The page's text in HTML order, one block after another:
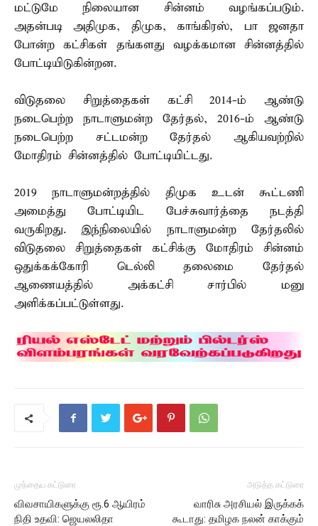
மட்டுமே நிலையான சின்னம் வழங்கப்படும்.
அதன்படி அதிமுக, திமுக, காங்கிரஸ், பா ஜனதா
போன்ற கட்சிகள் தங்களது வழக்கமான சின்னத்தில்
போட்டியிடுகின்றன.
விடுதலை சிறுத்தைகள் கட்சி 2014-ம் ஆண்டு
நடைபெற்ற நாடாளுமன்ற தேர்தல், 2016-ம் ஆண்டு
நடைபெற்ற சட்டமன்ற தேர்தல் ஆகியவற்றில்
மோதிரம் சின்னத்தில் போட்டியிட்டது.
2019 நாடாளுமன்றத்தில் திமுக உடன் கூட்டணி
அமைத்து போட்டியிட பேச்சுவார்த்தை நடத்தி
வருகிறது. இந்நிலையில் நாடாளுமன்ற தேர்தலில்
விடுதலை சிறுத்தைகள் கட்சிக்கு மோதிரம் சின்னம்
ஒதுக்கக்கோரி டெல்லி தலைமை தேர்தல்
ஆணையத்தில் அக்கட்சி சார்பில் மனு
அளிக்கப்பட்டுள்ளது.
முந்தைய கட்டுரை
விவசாயிகளுக்கு ரூ.6 ஆயிரம்
நிதி உதவி: ஜெயலலிதா
அடுத்த கட்டுரை
வாரிசு அரசியல் இருக்கக்
கூடாது: தமிழக நலன் காக்கும்